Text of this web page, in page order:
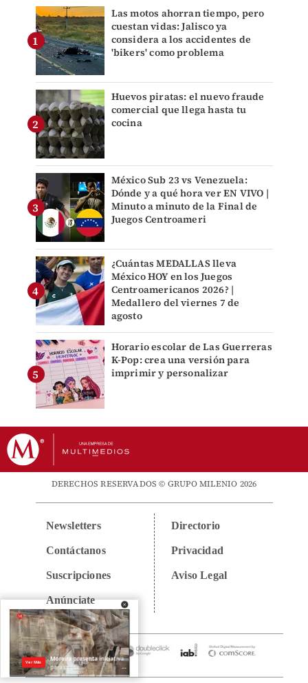
Las motos ahorran tiempo, pero
cuestan vidas: Jalisco ya
considera a los accidentes de
'bikers' como problema
Huevos piratas: el nuevo fraude
comercial que llega hasta tu
cocina
México Sub 23 vs Venezuela:
Dónde y a qué hora ver EN VIVO |
Minuto a minuto de la Final de
Juegos Centroameri
¿Cuántas MEDALLAS lleva
México HOY en los Juegos
Centroamericanos 2026? |
Medallero del viernes 7 de
agosto
Horario escolar de Las Guerreras
K-Pop: crea una versión para
imprimir y personalizar
DERECHOS RESERVADOS © GRUPO MILENIO 2026
Newsletters
Contáctanos
Suscripciones
Anúnciate
Directorio
Privacidad
Aviso Legal